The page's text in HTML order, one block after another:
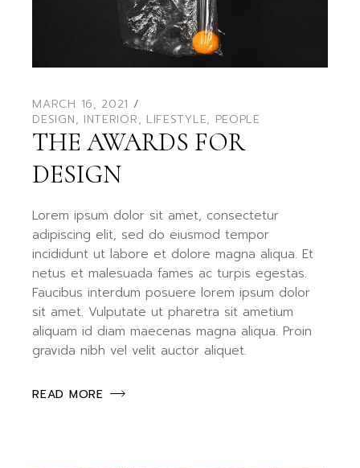
MARCH 16, 2021
DESIGN, INTERIOR, LIFESTYLE, PEOPLE
THE AWARDS FOR
DESIGN
Lorem ipsum dolor sit amet, consectetur
adipiscing elit, sed do eiusmod tempor
incididunt ut labore et dolore magna aliqua. Et
netus et malesuada fames ac turpis egestas.
Faucibus interdum posuere lorem ipsum dolor
sit amet. Vulputate ut pharetra sit ametium
aliquam id diam maecenas magna aliqua. Proin
gravida nibh vel velit auctor aliquet.
READ MORE